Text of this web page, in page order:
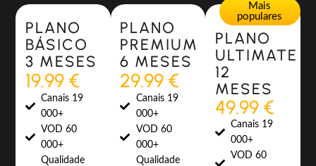
Most Popular
PLANO
BÁSICO
3 MESES
19.99 €
Canais 19
000+
VOD 60
000+
Qualidade
Most Popular
PLANO
PREMIUM
6 MESES
29.99 €
Canais 19
000+
VOD 60
000+
Qualidade
Mais
populares
PLANO
ULTIMATE
12
MESES
49.99 €
Canais 19
000+
VOD 60